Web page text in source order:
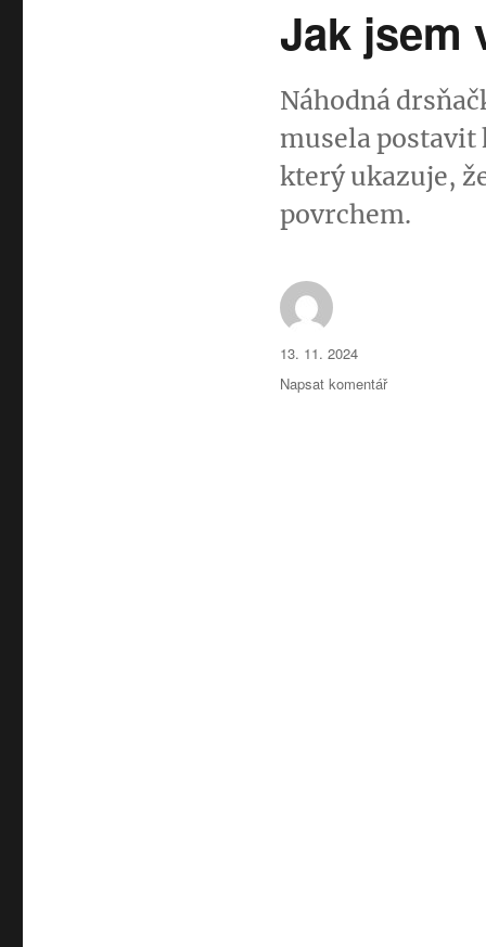
Jak jsem
Náhodná
musela postavit
který ukazuje,
povrchem.
Autor:
Publikováno:
13. 11. 2024
Napsat komentářpro